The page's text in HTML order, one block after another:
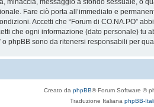
Fare ciò porta all’immediato e
Accetti che “Forum di CO.NA.PO”
che ogni informazione (dato personale)
phpBB sono da ritenersi responsabili per
Creato da phpBB® Forum Software ©
Traduzione Italiana phpBB-